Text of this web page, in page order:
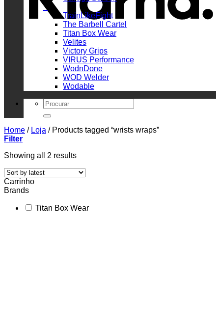
_
TrainLikeFight
The Barbell Cartel
Titan Box Wear
Velites
Victory Grips
VIRUS Performance
WodnDone
WOD Welder
Wodable
Search
for:
Home / Loja /Products tagged “wrists wraps”
Filter
Showing all 2 resultsSorted
latest
Carrinho
Brands
Titan Box Wear